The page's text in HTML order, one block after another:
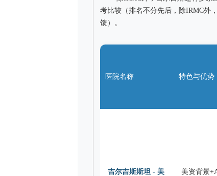
考比较（排名不分先后，除IRMC外
馈）。
医院名称 特色与优势
吉尔吉斯斯坦 - 美
美资背景